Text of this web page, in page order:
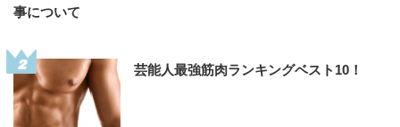
事について
2 芸能人最強筋肉ランキングベスト10！